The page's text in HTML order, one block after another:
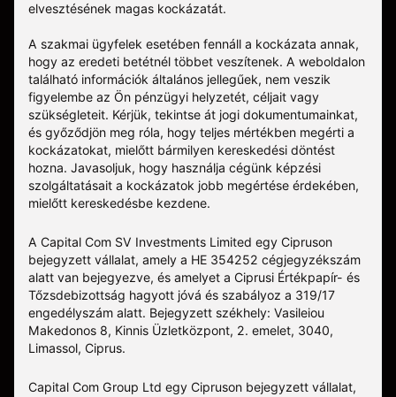
elvesztésének magas kockázatát.
A szakmai ügyfelek esetében fennáll a kockázata annak,
hogy az eredeti betétnél többet veszítenek. A weboldalon
található információk általános jellegűek, nem veszik
figyelembe az Ön pénzügyi helyzetét, céljait vagy
szükségleteit. Kérjük, tekintse át jogi dokumentumainkat,
és győződjön meg róla, hogy teljes mértékben megérti a
kockázatokat, mielőtt bármilyen kereskedési döntést
hozna. Javasoljuk, hogy használja cégünk képzési
szolgáltatásait a kockázatok jobb megértése érdekében,
mielőtt kereskedésbe kezdene.
A Capital Com SV Investments Limited egy Cipruson
bejegyzett vállalat, amely a HE 354252 cégjegyzékszám
alatt van bejegyezve, és amelyet a Ciprusi Értékpapír- és
Tőzsdebizottság hagyott jóvá és szabályoz a 319/17
engedélyszám alatt. Bejegyzett székhely: Vasileiou
Makedonos 8, Kinnis Üzletközpont, 2. emelet, 3040,
Limassol, Ciprus.
Capital Com Group Ltd egy Cipruson bejegyzett vállalat,